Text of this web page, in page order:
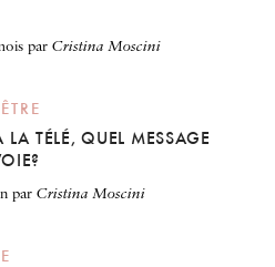
par Cristina Moscini
LA TÉLÉ, QUEL MESSAGE
par Cristina Moscini